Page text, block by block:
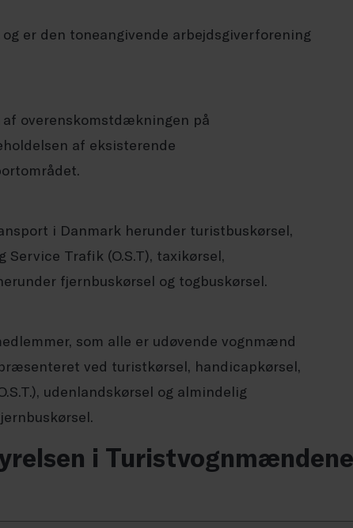
er den toneangivende arbejdsgiverforening
overenskomstdækningen på
af eksisterende
i Danmark herunder turistbuskørsel,
Trafik (O.S.T), taxikørsel,
fjernbuskørsel og togbuskørsel.
som alle er udøvende vognmænd
ved turistkørsel, handicapkørsel,
udenlandskørsel og almindelig
i